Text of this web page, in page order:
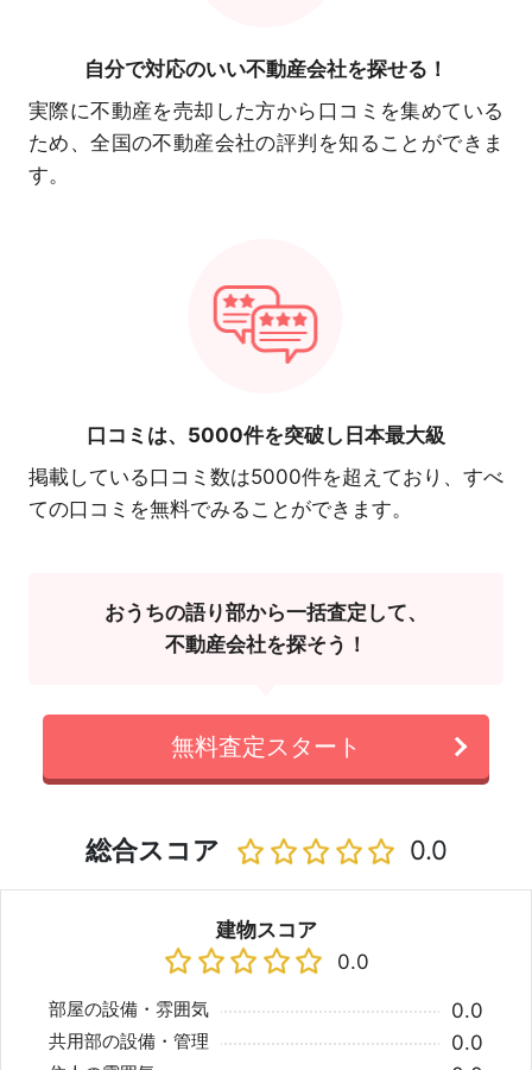
自分で対応のいい不動産会社を探せる！
実際に不動産を売却した方から口コミを集めている
ため、全国の不動産会社の評判を知ることができま
す。
口コミは、 5000件を突破し日本最大級
掲載している口コミ数は5000件を超えており、すべ
ての口コミを無料でみることができます。
おうちの語り部から一括査定して、
不動産会社を探そう！
無料査定スタート
総合スコア 0.0
建物スコア
0.0
部屋の設備・雰囲気 0.0
共用部の設備・管理 0.0